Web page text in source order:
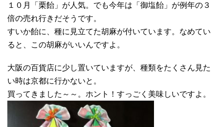
１０月「栗飴」が人気。でも今年は「御塩飴」が例年の３
倍の売れ行きだそうです。
すいか飴に、種に見立てた胡麻が付いています。なめてい
ると、この胡麻がいいんですよ。
大阪の百貨店に少し置いていますが、種類をたくさん見た
い時は京都に行かないと。
買ってきました～～。ホント！すっごく美味しいですよ。